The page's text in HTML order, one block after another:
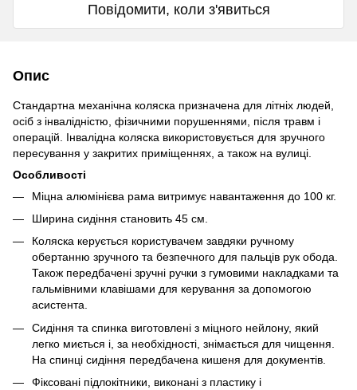
Повідомити, коли з'явиться
Опис
Стандартна механічна коляска призначена для літніх людей,
осіб з інвалідністю, фізичними порушеннями, після травм і
операцій. Інвалідна коляска використовується для зручного
пересування у закритих приміщеннях, а також на вулиці.
Особливості
Міцна алюмінієва рама витримує навантаження до 100 кг.
Ширина сидіння становить 45 см.
Коляска керується користувачем завдяки ручному
обертанню зручного та безпечного для пальців рук обода.
Також передбачені зручні ручки з гумовими накладками та
гальмівними клавішами для керування за допомогою
асистента.
Сидіння та спинка виготовлені з міцного нейлону, який
легко миється і, за необхідності, знімається для чищення.
На спинці сидіння передбачена кишеня для документів.
Фіксовані підлокітники, виконані з пластику і